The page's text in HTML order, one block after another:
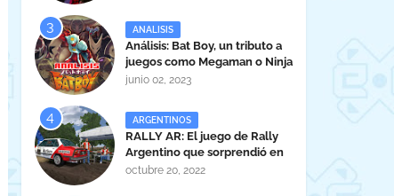
ANALISIS
Análisis: Bat Boy, un tributo a
juegos como Megaman o Ninja
Gaiden
junio 02, 2023
ARGENTINOS
RALLY AR: El juego de Rally
Argentino que sorprendió en
la EVA 2022.
octubre 20, 2022